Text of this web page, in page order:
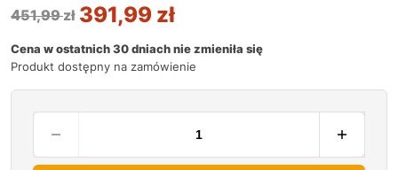
451,99zł 391,99 zł
Cena w ostatnich 30 dniach nie zmieniła się
Produkt dostępny na zamówienie